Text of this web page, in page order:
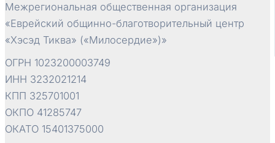
Межрегиональная общественная организация
«Еврейский общинно-благотворительный центр
«Хэсэд Тиква» («Милосердие»)»
ОГРН 1023200003749
ИНН 3232021214
КПП 325701001
ОКПО 41285747
ОКАТО 15401375000